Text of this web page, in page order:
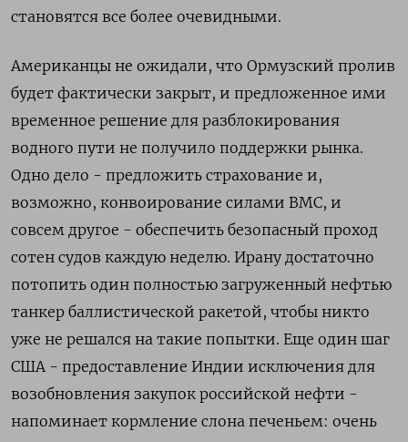
становятся все более очевидными.
Американцы не ожидали, что Ормузский пролив
будет фактически закрыт, и предложенное ими
временное решение для разблокирования
водного пути не получило поддержки рынка.
Одно дело - предложить страхование ​и,
возможно, конвоирование силами ВМС, и
совсем другое - обеспечить безопасный проход
сотен судов каждую неделю. Ирану достаточно
потопить один полностью загруженный нефтью
танкер баллистической ракетой, чтобы никто
уже не решался на такие попытки. Еще один шаг
США - предоставление Индии исключения для
возобновления закупок российской нефти -
напоминает кормление слона печеньем: очень